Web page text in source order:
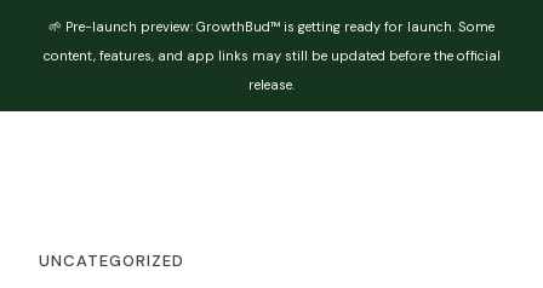
🌱 Pre-launch preview: GrowthBud™ is getting ready for launch. Some
content, features, and app links may still be updated before the official
release.
UNCATEGORIZED